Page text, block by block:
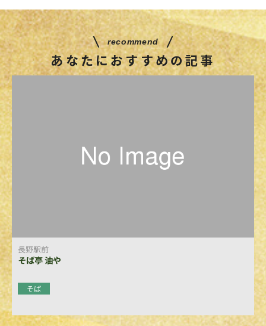
recommend
あなたにおすすめの記事
長野駅前
そば亭 油や
そば